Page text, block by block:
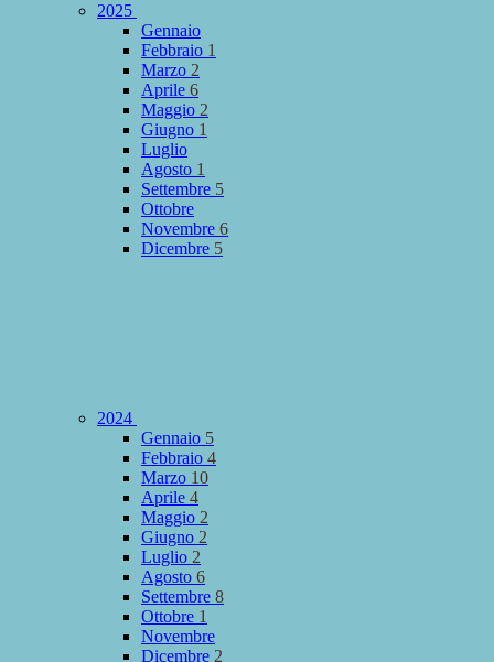
2025
Gennaio
Febbraio 1
Marzo 2
Aprile 6
Maggio 2
Giugno 1
Luglio
Agosto 1
Settembre 5
Ottobre
Novembre 6
Dicembre 5
2024
Gennaio 5
Febbraio 4
Marzo 10
Aprile 4
Maggio 2
Giugno 2
Luglio 2
Agosto 6
Settembre 8
Ottobre 1
Novembre
Dicembre 2